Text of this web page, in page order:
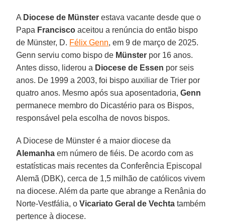
A Diocese de Münster estava vacante desde que o
Papa Francisco aceitou a renúncia do então bispo
de Münster, D. Félix Genn, em 9 de março de 2025.
Genn serviu como bispo de Münster por 16 anos.
Antes disso, liderou a Diocese de Essen por seis
anos. De 1999 a 2003, foi bispo auxiliar de Trier por
quatro anos. Mesmo após sua aposentadoria,Genn
permanece membro do Dicastério para os Bispos,
responsável pela escolha de novos bispos.
A Diocese de Münster é a maior diocese da
Alemanha em número de fiéis. De acordo com as
estatísticas mais recentes da Conferência Episcopal
Alemã (DBK), cerca de 1,5 milhão de católicos vivem
na diocese. Além da parte que abrange a Renânia do
Norte-Vestfália, oVicariato Geral de Vechta também
pertence à diocese.